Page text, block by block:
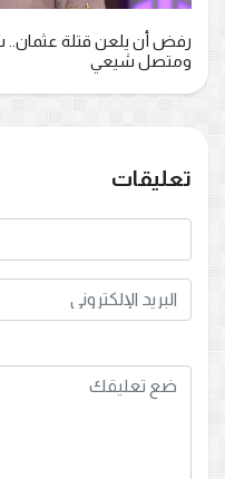
رفض أن يلعن قتلة
ومتصل شيعي
تعليقات